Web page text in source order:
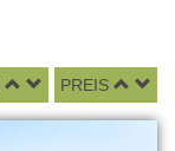
PREIS